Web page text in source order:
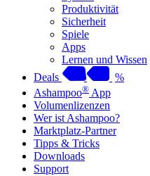
Produktivität
Sicherheit
Spiele
Apps
Lernen und Wissen
Deals
%
Ashampoo® App
Volumenlizenzen
Wer ist Ashampoo?
Marktplatz-Partner
Tipps & Tricks
Downloads
Support